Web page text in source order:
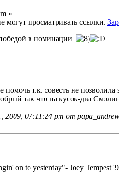
»
могут просматривать ссылки.
в номинации
т.к. совесть не
так что на кусок-два
2009, 07:11:24 pm от papa_andrew
on to yesterday"- Joey